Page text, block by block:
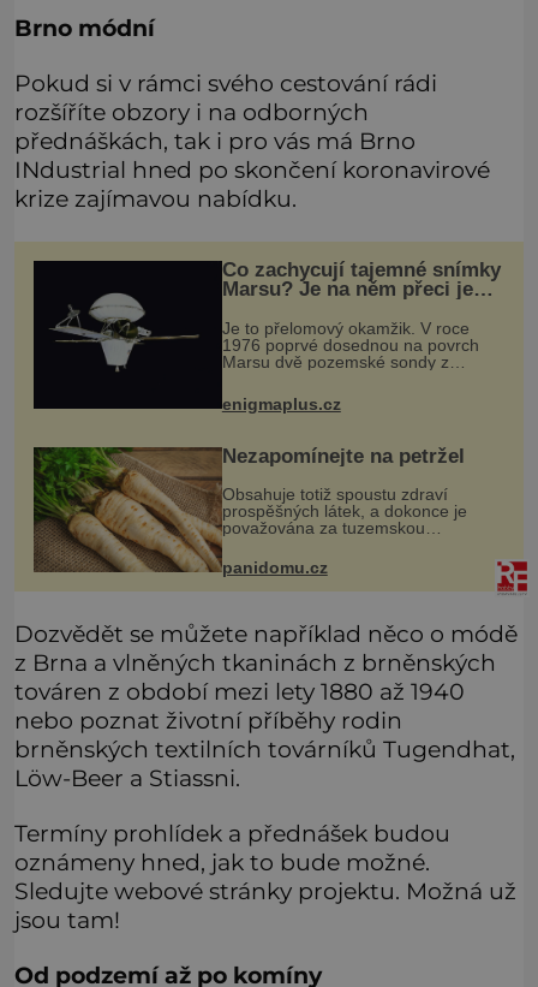
Brno módní
Pokud si v rámci svého cestování rádi
rozšíříte obzory i na odborných
přednáškách, tak i pro vás má Brno
INdustrial hned po skončení koronavirové
krize zajímavou nabídku.
Co zachycují tajemné snímky
Marsu? Je na něm přeci jen
Je to přelomový okamžik. V roce
1976 poprvé dosednou na povrch
Marsu dvě pozemské sondy z
Viking, které jsou schopny pořídit
fotografie záhadami opředené rudé
enigmaplus.cz
Nezapomínejte na petržel
Obsahuje totiž spoustu zdraví
prospěšných látek, a dokonce je
považována za tuzemskou
superpotravinu. Zázrak plný
vitaminů V petrželi najdete vitaminy
B1, B2, B3, B6, provitamin A, vitamin
E a
panidomu.cz
Dozvědět se můžete například něco o módě
z Brna a vlněných tkaninách z brněnských
továren z období mezi lety 1880 až 1940
nebo poznat životní příběhy rodin
brněnských textilních továrníků Tugendhat,
Löw-Beer a Stiassni.
Termíny prohlídek a přednášek budou
oznámeny hned, jak to bude možné.
Sledujte webové stránky projektu. Možná už
jsou tam!
Od podzemí až po komíny